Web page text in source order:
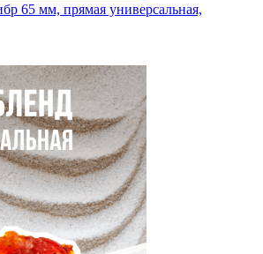
65 мм, прямая универсальная,